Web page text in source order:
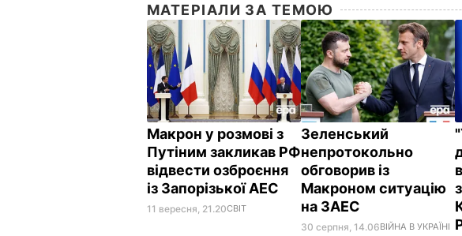
МАТЕРІАЛИ ЗА ТЕМОЮ
Макрон у розмові з
Путіним закликав РФ
відвести озброєння
із Запорізької АЕС
11 вересня, 21.20СВІТ
Зеленський
непротокольно
обговорив із
Макроном ситуацію
на ЗАЕС
30 серпня, 14.06ВІЙНА В УКРАЇНІ